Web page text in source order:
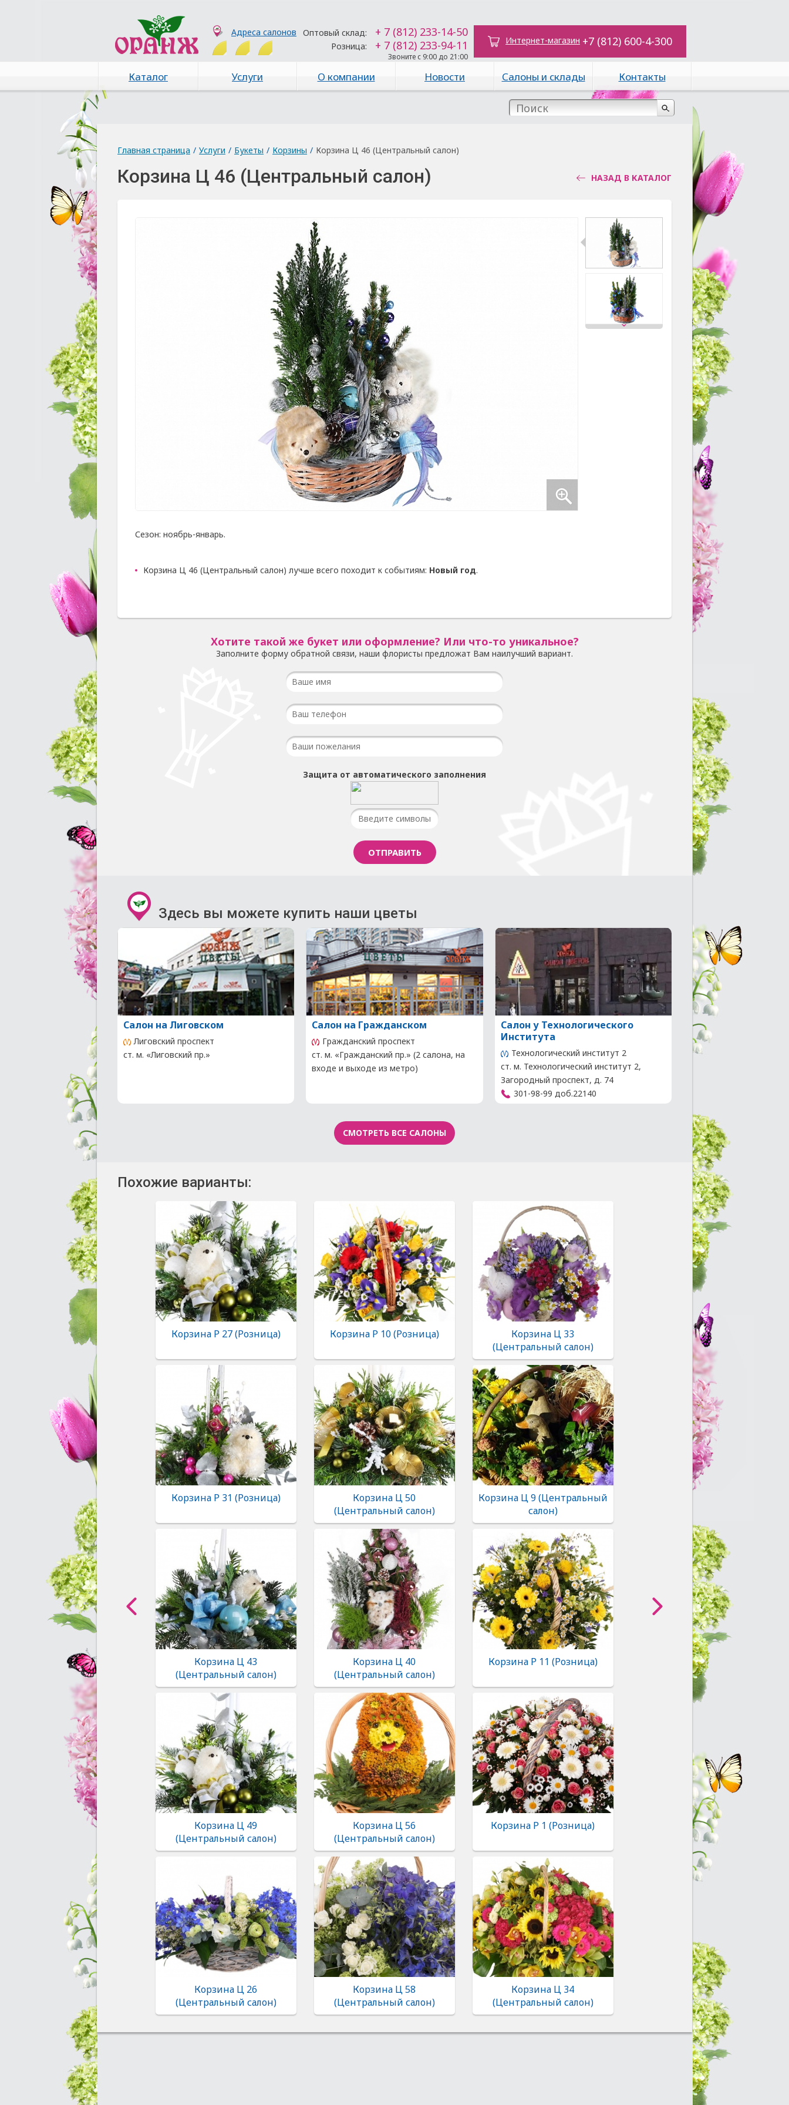
Адреса салонов Оптовый склад: + 7 (812) 233-14-50
Розница: + 7 (812) 233-94-11
Звоните с 9:00 до 21:00
Интернет-магазин +7 (812) 600-4-300
Каталог Услуги О компании Новости Салоны и склады Контакты
Главная страница / Услуги / Букеты / Корзины / Корзина Ц 46 (Центральный салон)
Корзина Ц 46 (Центральный салон) НАЗАД В КАТАЛОГ
Сезон: ноябрь-январь.
Корзина Ц 46 (Центральный салон) лучше всего походит к событиям: Новый год.
Хотите такой же букет или оформление? Или что-то уникальное?
Заполните форму обратной связи, наши флористы предложат Вам наилучший вариант.
Защита от автоматического заполнения
Здесь вы можете купить наши цветы
Салон на Лиговском
Лиговский проспект
ст. м. «Лиговский пр.»
Салон на Гражданском
Гражданский проспект
ст. м. «Гражданский пр.» (2 салона, на
входе и выходе из метро)
Салон у Технологического
Института
Технологический институт 2
ст. м. Технологический институт 2,
Загородный проспект, д. 74
301-98-99 доб.22140
СМОТРЕТЬ ВСЕ САЛОНЫ
Похожие варианты:
Корзина Р 27 (Розница) Корзина Р 10 (Розница)
Корзина Ц 33
(Центральный салон)
Корзина Р 31 (Розница)
Корзина Ц 50
(Центральный салон)
Корзина Ц 9 (Центральный
салон)
Корзина Ц 43
(Центральный салон)
Корзина Ц 40
(Центральный салон)
Корзина Р 11 (Розница)
Корзина Ц 49
(Центральный салон)
Корзина Ц 56
(Центральный салон)
Корзина Р 1 (Розница)
Корзина Ц 26
(Центральный салон)
Корзина Ц 58
(Центральный салон)
Корзина Ц 34
(Центральный салон)